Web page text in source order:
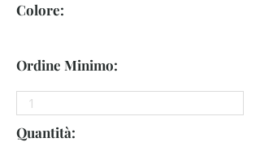
Colore:
Ordine Minimo:
Quantità: